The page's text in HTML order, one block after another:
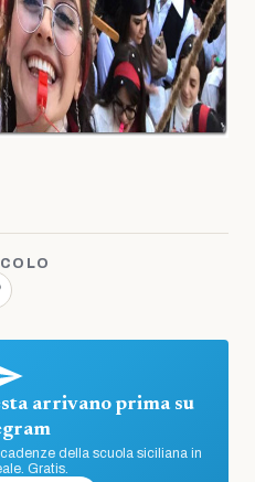
arrivano prima su
della scuola siciliana in
Gratis.